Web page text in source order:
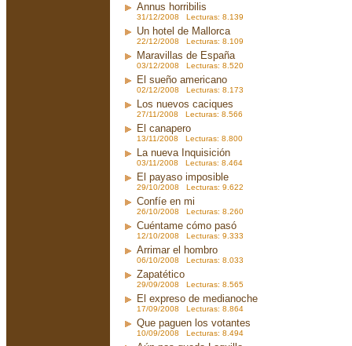
Annus horribilis
31/12/2008 Lecturas: 8.139
Un hotel de Mallorca
22/12/2008 Lecturas: 8.109
Maravillas de España
03/12/2008 Lecturas: 8.520
El sueño americano
02/12/2008 Lecturas: 8.173
Los nuevos caciques
27/11/2008 Lecturas: 8.566
El canapero
13/11/2008 Lecturas: 8.800
La nueva Inquisición
03/11/2008 Lecturas: 8.464
El payaso imposible
29/10/2008 Lecturas: 9.622
Confíe en mi
26/10/2008 Lecturas: 8.260
Cuéntame cómo pasó
12/10/2008 Lecturas: 9.333
Arrimar el hombro
06/10/2008 Lecturas: 8.033
Zapatético
29/09/2008 Lecturas: 8.565
El expreso de medianoche
17/09/2008 Lecturas: 8.864
Que paguen los votantes
10/09/2008 Lecturas: 8.494